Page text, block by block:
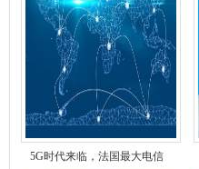
5G时代来临，法国最大电信